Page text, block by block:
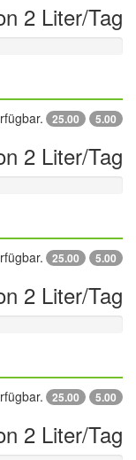
2 Liter/Tag
25.00 5.00
2 Liter/Tag
25.00 5.00
2 Liter/Tag
25.00 5.00
2 Liter/Tag